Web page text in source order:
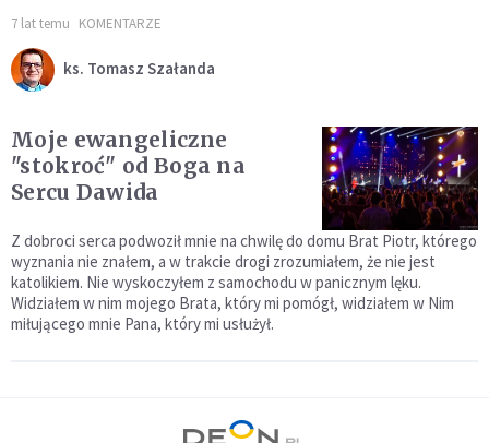
7 lat temu KOMENTARZE
ks. Tomasz Szałanda
Moje ewangeliczne
"stokroć" od Boga na
Sercu Dawida
Z dobroci serca podwoził mnie na chwilę do domu Brat Piotr, którego
wyznania nie znałem, a w trakcie drogi zrozumiałem, że nie jest
katolikiem. Nie wyskoczyłem z samochodu w panicznym lęku.
Widziałem w nim mojego Brata, który mi pomógł, widziałem w Nim
miłującego mnie Pana, który mi usłużył.